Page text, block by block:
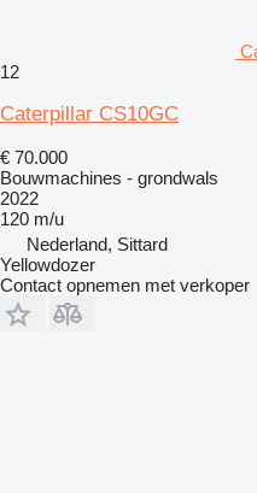
12
Caterpillar CS10GC
€ 70.000
Bouwmachines - grondwals
2022
120 m/u
Nederland, Sittard
Yellowdozer
Contact opnemen met verkoper